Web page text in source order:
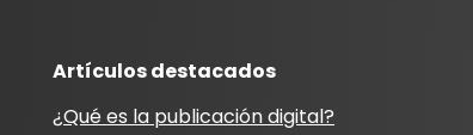
Artículos destacados
¿Qué es la publicación digital?